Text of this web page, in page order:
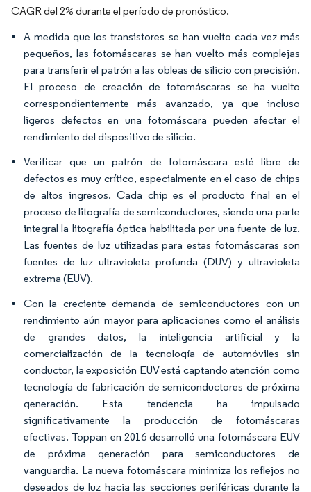
CAGR del 2% durante el período de pronóstico.
A medida que los transistores se han vuelto cada vez más
pequeños, las fotomáscaras se han vuelto más complejas
para transferir el patrón a las obleas de silicio con precisión.
El proceso de creación de fotomáscaras se ha vuelto
correspondientemente más avanzado, ya que incluso
ligeros defectos en una fotomáscara pueden afectar el
rendimiento del dispositivo de silicio.
Verificar que un patrón de fotomáscara esté libre de
defectos es muy crítico, especialmente en el caso de chips
de altos ingresos. Cada chip es el producto final en el
proceso de litografía de semiconductores, siendo una parte
integral la litografía óptica habilitada por una fuente de luz.
Las fuentes de luz utilizadas para estas fotomáscaras son
fuentes de luz ultravioleta profunda (DUV) y ultravioleta
extrema (EUV).
Con la creciente demanda de semiconductores con un
rendimiento aún mayor para aplicaciones como el análisis
de grandes datos, la inteligencia artificial y la
comercialización de la tecnología de automóviles sin
conductor, la exposición EUV está captando atención como
tecnología de fabricación de semiconductores de próxima
generación. Esta tendencia ha impulsado
significativamente la producción de fotomáscaras
efectivas. Toppan en 2016 desarrolló una fotomáscara EUV
de próxima generación para semiconductores de
vanguardia. La nueva fotomáscara minimiza los reflejos no
deseados de luz hacia las secciones periféricas durante la